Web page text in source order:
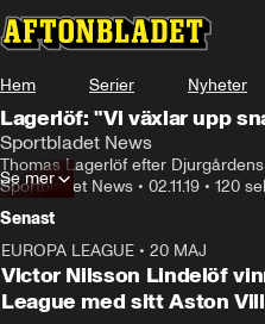
Hem Serier Nyheter
Lagerlöf: "Vi växlar upp
Sportbladet News
Thomas Lagerlöf efter
Sportbladet News • 02.11.19 • 120
Se mer
Senast
EUROPA LEAGUE • 20 MAJ
Victor Nilsson Lindelöf
League med sitt Aston